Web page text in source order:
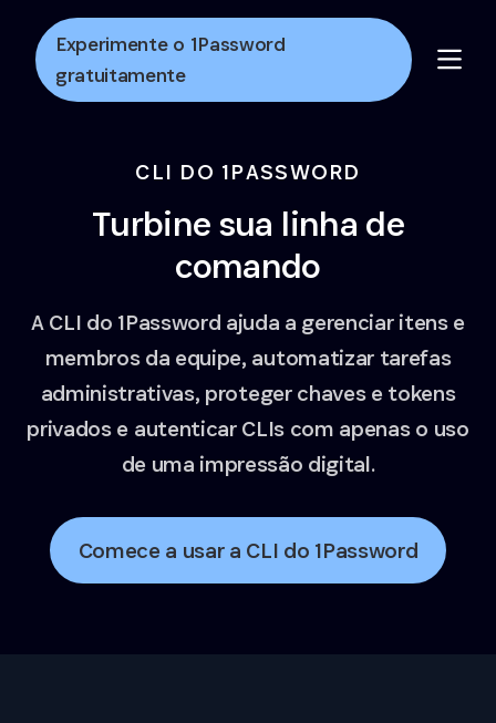
Skip to Main Content
Experimente o 1Password
gratuitamente
CLI DO 1PASSWORD
Turbine sua linha de
comando
A CLI do 1Password ajuda a gerenciar itens e
membros da equipe, automatizar tarefas
administrativas, proteger chaves e tokens
privados e autenticar CLIs com apenas o uso
de uma impressão digital.
Comece a usar a CLI do 1Password